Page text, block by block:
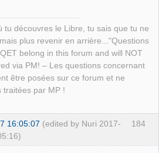
tu découvres le Libre, tu sais que tu ne
plus revenir en arrière..."Questions
belong in this forum and will NOT
via PM! – Les questions concernant
être posées sur ce forum et ne
traitées par MP !
184
16:05:07 (edited by Nuri 2017-